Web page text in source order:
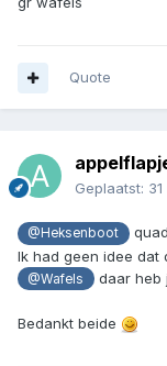
Quote
Geplaatst:
@Heksenboot
Ik had geen idee dat
@Wafels daar heb
Bedankt beide